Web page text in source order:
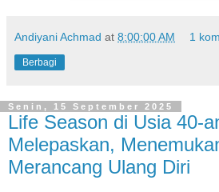
Andiyani Achmad at 8:00:00 AM 1
Berbagi
Senin, 15 September 2025
Life Season di Usia 40-
Melepaskan,
Merancang Ulang Diri